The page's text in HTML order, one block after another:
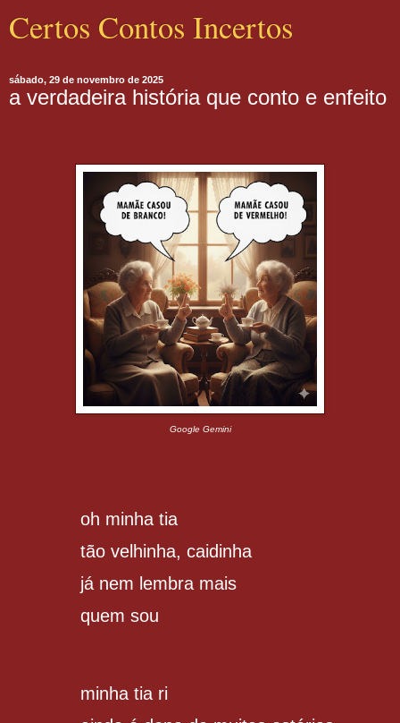
Certos Contos Incertos
sábado, 29 de novembro de 2025
a verdadeira história que conto e enfeito
Google Gemini
oh minha tia
tão velhinha, caidinha
já nem lembra mais
quem sou
minha tia ri